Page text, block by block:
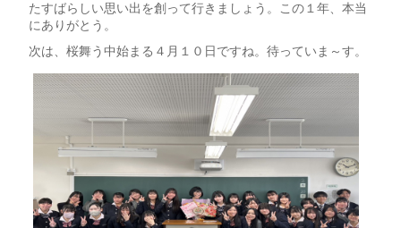
たすばらしい思い出を創って行きましょう。この１年、本当
にありがとう。
次は、桜舞う中始まる４月１０日ですね。待っていま～す。